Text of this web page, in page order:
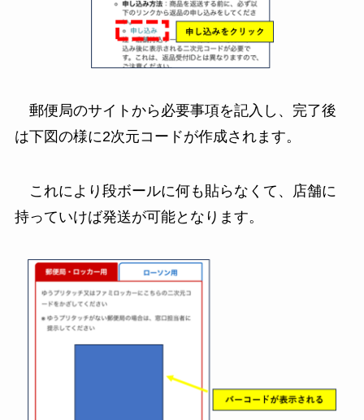
郵便局のサイトから必要事項を記入し、完了後
は下図の様に2次元コードが作成されます。
これにより段ボールに何も貼らなくて、店舗に
持っていけば発送が可能となります。